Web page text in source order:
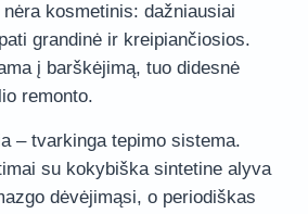
kosmetinis: dažniausiai
grandinė ir kreipiančiosios.
į barškėjimą, tuo didesnė
remonto.
– tvarkinga tepimo sistema.
su kokybiška sintetine alyva
dėvėjimąsi, o periodiškas